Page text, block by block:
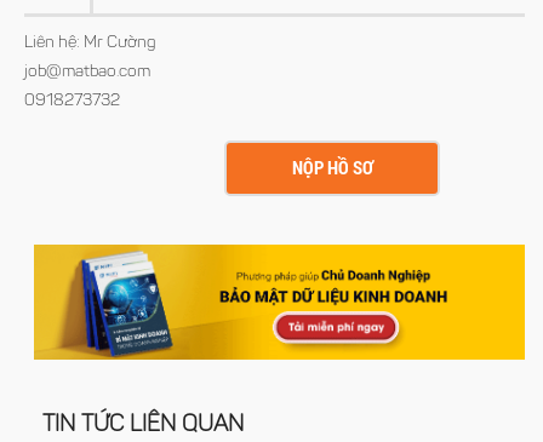
Liên hệ: Mr Cường
job@matbao.com
0918273732
NỘP HỒ SƠ
TIN TỨC LIÊN QUAN